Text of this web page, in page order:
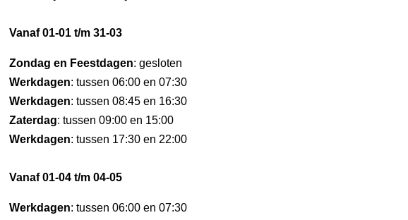
Vanaf 01-01 t/m 31-03
Zondag en Feestdagen: gesloten
Werkdagen: tussen 06:00 en 07:30
Werkdagen: tussen 08:45 en 16:30
Zaterdag: tussen 09:00 en 15:00
Werkdagen: tussen 17:30 en 22:00
Vanaf 01-04 t/m 04-05
Werkdagen: tussen 06:00 en 07:30